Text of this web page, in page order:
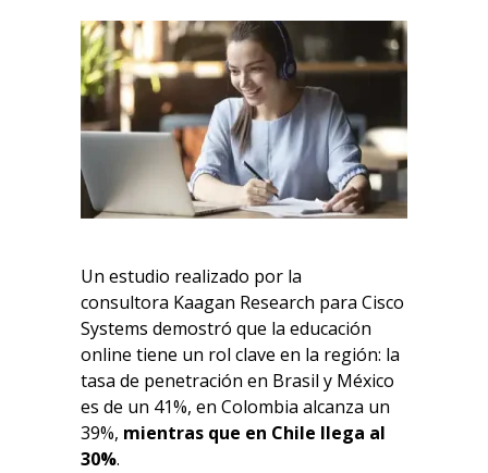
Un estudio realizado por la
consultora Kaagan Research para Cisco
Systems demostró que la educación
online tiene un rol clave en la región: la
tasa de penetración en Brasil y México
es de un 41%, en Colombia alcanza un
39%, mientras que en Chile llega al
30%.